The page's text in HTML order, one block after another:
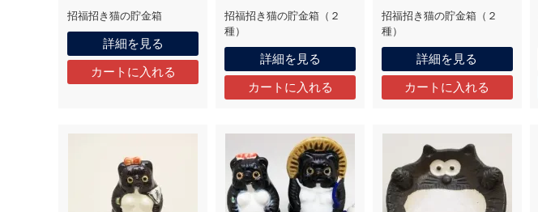
招福招き猫の貯金箱
詳細を見る
招福招き猫の貯金箱（２
種）
詳細を見る
招福招き猫の貯金箱（２
種）
詳細を見る